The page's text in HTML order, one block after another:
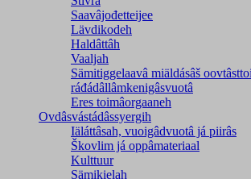
Saavâjođetteijee
Lävdikodeh
Haldâttâh
Vaaljah
Sämitiggelaavâ miäldásâš
ráđádâllâmkenigâsvuotâ
Eres toimâorgaaneh
Ovdâsvástádâssyergih
Iäláttâsah, vuoigâdvuotâ já piirâs
Škovlim já oppâmateriaal
Kulttuur
Sämikielah